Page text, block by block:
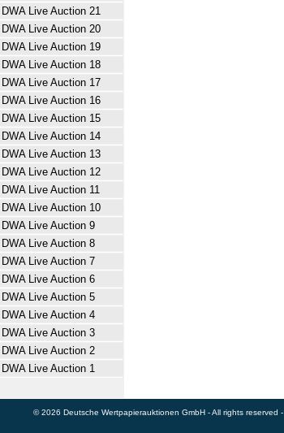
DWA Live Auction 21
DWA Live Auction 20
DWA Live Auction 19
DWA Live Auction 18
DWA Live Auction 17
DWA Live Auction 16
DWA Live Auction 15
DWA Live Auction 14
DWA Live Auction 13
DWA Live Auction 12
DWA Live Auction 11
DWA Live Auction 10
DWA Live Auction 9
DWA Live Auction 8
DWA Live Auction 7
DWA Live Auction 6
DWA Live Auction 5
DWA Live Auction 4
DWA Live Auction 3
DWA Live Auction 2
DWA Live Auction 1
© 2026 Deutsche Wertpapierauktionen GmbH - All rights reserved -